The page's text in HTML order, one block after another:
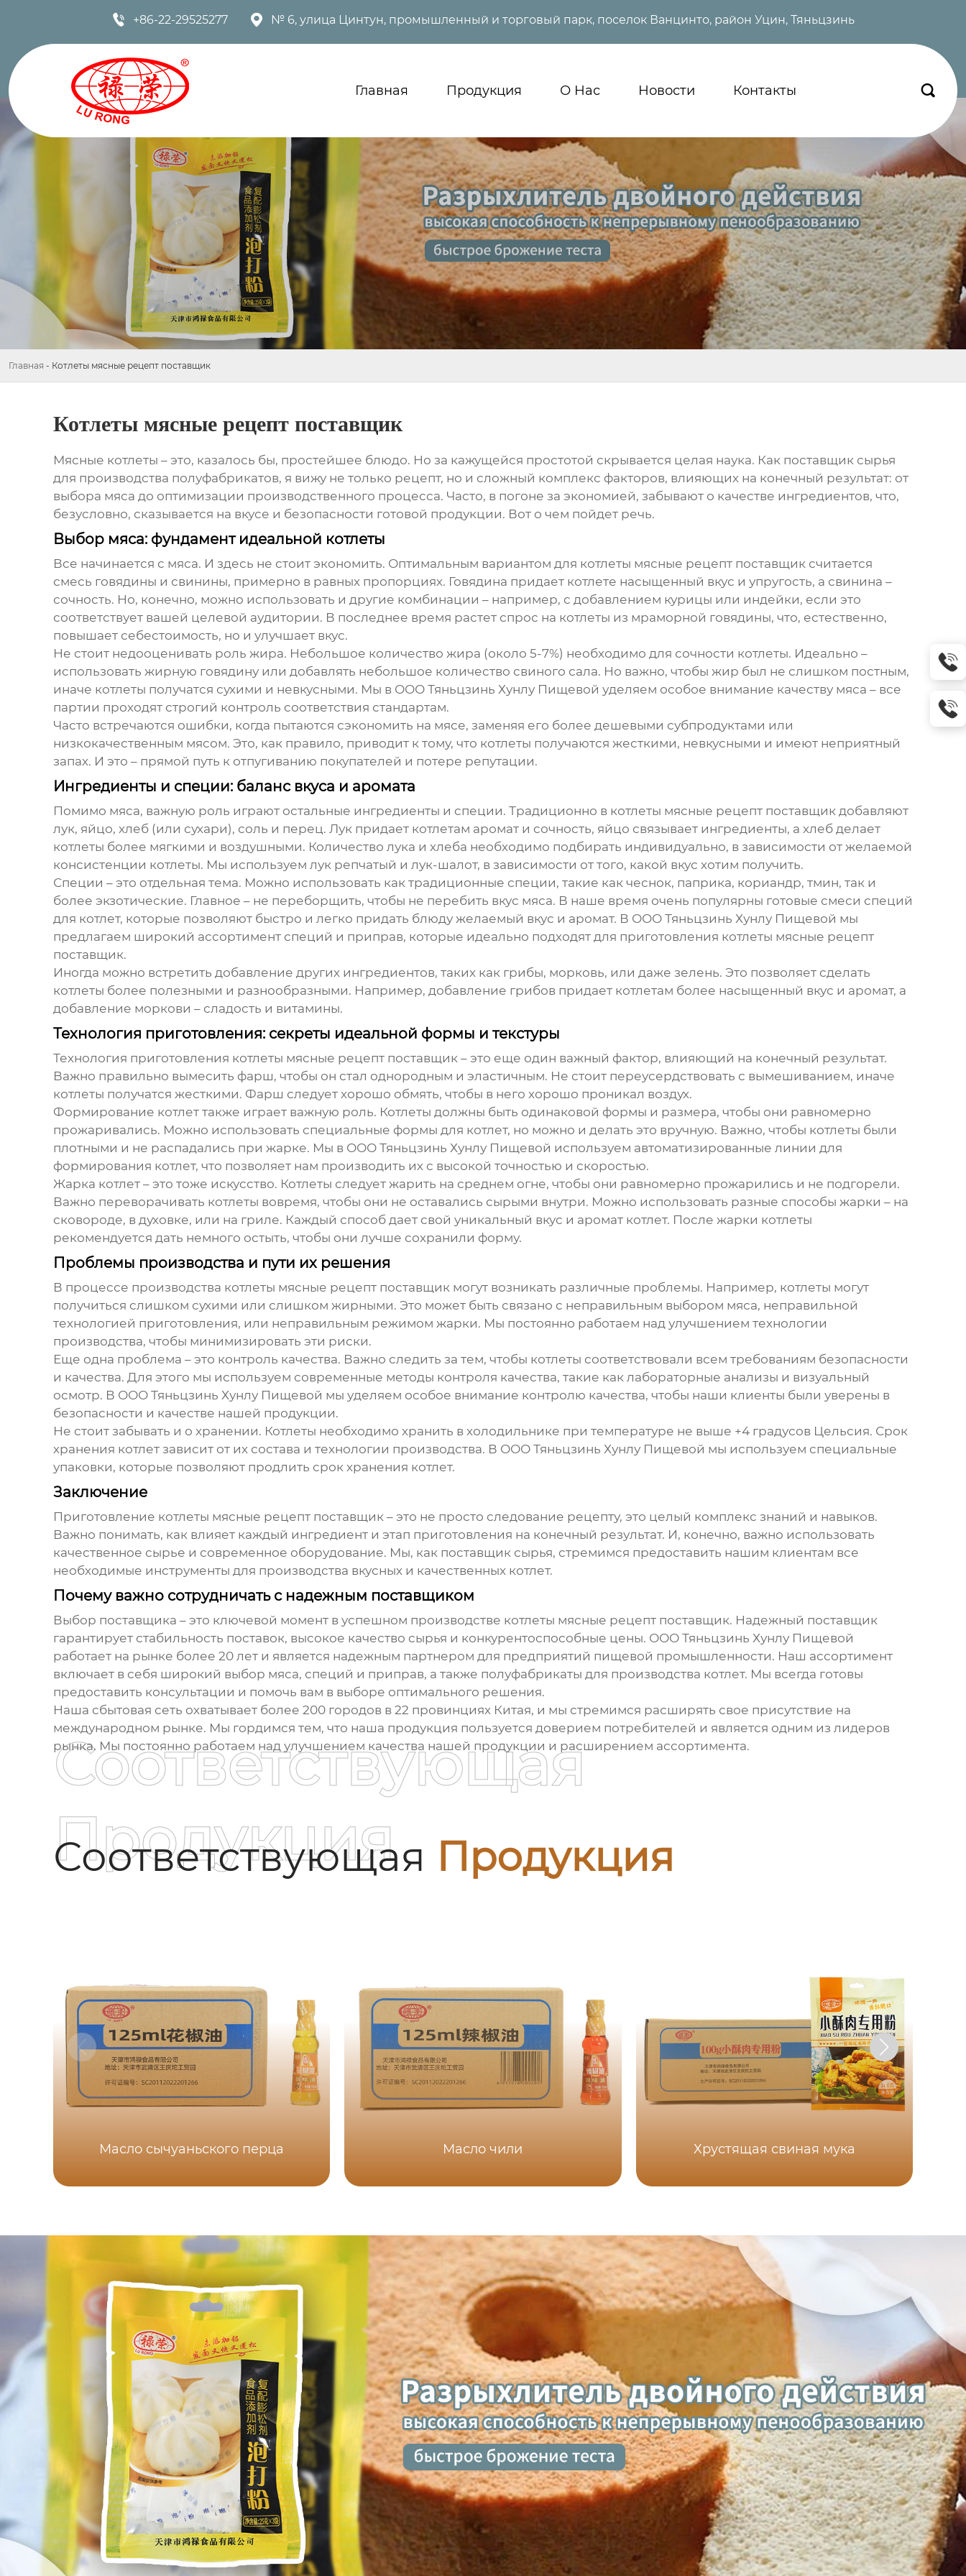
 +86-22-29525277  № 6, улица Цинтун, промышленный и торговый парк, поселок Ванцинто, район Уцин, Тяньцзинь
Главная Продукция О Нас Новости Контакты 
Главная - Котлеты мясные рецепт поставщик
Котлеты мясные рецепт поставщик
Мясные котлеты – это, казалось бы, простейшее блюдо. Но за кажущейся простотой скрывается целая наука. Как поставщик сырья
для производства полуфабрикатов, я вижу не только рецепт, но и сложный комплекс факторов, влияющих на конечный результат: от
выбора мяса до оптимизации производственного процесса. Часто, в погоне за экономией, забывают о качестве ингредиентов, что,
безусловно, сказывается на вкусе и безопасности готовой продукции. Вот о чем пойдет речь.
Выбор мяса: фундамент идеальной котлеты
Все начинается с мяса. И здесь не стоит экономить. Оптимальным вариантом для котлеты мясные рецепт поставщиксчитается
смесь говядины и свинины, примерно в равных пропорциях. Говядина придает котлете насыщенный вкус и упругость, а свинина –
сочность. Но, конечно, можно использовать и другие комбинации – например, с добавлением курицы или индейки, если это
соответствует вашей целевой аудитории. В последнее время растет спрос на котлеты из мраморной говядины, что, естественно,
повышает себестоимость, но и улучшает вкус.
Не стоит недооценивать роль жира. Небольшое количество жира (около 5-7%) необходимо для сочности котлеты. Идеально –
использовать жирную говядину или добавлять небольшое количество свиного сала. Но важно, чтобы жир был не слишком постным,
иначе котлеты получатся сухими и невкусными. Мы в ООО Тяньцзинь Хунлу Пищевой уделяем особое внимание качеству мяса – все
партии проходят строгий контроль соответствия стандартам.
Часто встречаются ошибки, когда пытаются сэкономить на мясе, заменяя его более дешевыми субпродуктами или
низкокачественным мясом. Это, как правило, приводит к тому, что котлеты получаются жесткими, невкусными и имеют неприятный
запах. И это – прямой путь к отпугиванию покупателей и потере репутации.
Ингредиенты и специи: баланс вкуса и аромата
Помимо мяса, важную роль играют остальные ингредиенты и специи. Традиционно в котлеты мясные рецепт поставщикдобавляют
лук, яйцо, хлеб (или сухари), соль и перец. Лук придает котлетам аромат и сочность, яйцо связывает ингредиенты, а хлеб делает
котлеты более мягкими и воздушными. Количество лука и хлеба необходимо подбирать индивидуально, в зависимости от желаемой
консистенции котлеты. Мы используем лук репчатый и лук-шалот, в зависимости от того, какой вкус хотим получить.
Специи – это отдельная тема. Можно использовать как традиционные специи, такие как чеснок, паприка, кориандр, тмин, так и
более экзотические. Главное – не переборщить, чтобы не перебить вкус мяса. В наше время очень популярны готовые смеси специй
для котлет, которые позволяют быстро и легко придать блюду желаемый вкус и аромат. В ООО Тяньцзинь Хунлу Пищевой мы
предлагаем широкий ассортимент специй и приправ, которые идеально подходят для приготовления котлеты мясные рецепт
поставщик.
Иногда можно встретить добавление других ингредиентов, таких как грибы, морковь, или даже зелень. Это позволяет сделать
котлеты более полезными и разнообразными. Например, добавление грибов придает котлетам более насыщенный вкус и аромат, а
добавление моркови – сладость и витамины.
Технология приготовления: секреты идеальной формы и текстуры
Технология приготовления котлеты мясные рецепт поставщик– это еще один важный фактор, влияющий на конечный результат.
Важно правильно вымесить фарш, чтобы он стал однородным и эластичным. Не стоит переусердствовать с вымешиванием, иначе
котлеты получатся жесткими. Фарш следует хорошо обмять, чтобы в него хорошо проникал воздух.
Формирование котлет также играет важную роль. Котлеты должны быть одинаковой формы и размера, чтобы они равномерно
прожаривались. Можно использовать специальные формы для котлет, но можно и делать это вручную. Важно, чтобы котлеты были
плотными и не распадались при жарке. Мы в ООО Тяньцзинь Хунлу Пищевой используем автоматизированные линии для
формирования котлет, что позволяет нам производить их с высокой точностью и скоростью.
Жарка котлет – это тоже искусство. Котлеты следует жарить на среднем огне, чтобы они равномерно прожарились и не подгорели.
Важно переворачивать котлеты вовремя, чтобы они не оставались сырыми внутри. Можно использовать разные способы жарки – на
сковороде, в духовке, или на гриле. Каждый способ дает свой уникальный вкус и аромат котлет. После жарки котлеты
рекомендуется дать немного остыть, чтобы они лучше сохранили форму.
Проблемы производства и пути их решения
В процессе производства котлеты мясные рецепт поставщикмогут возникать различные проблемы. Например, котлеты могут
получиться слишком сухими или слишком жирными. Это может быть связано с неправильным выбором мяса, неправильной
технологией приготовления, или неправильным режимом жарки. Мы постоянно работаем над улучшением технологии
производства, чтобы минимизировать эти риски.
Еще одна проблема – это контроль качества. Важно следить за тем, чтобы котлеты соответствовали всем требованиям безопасности
и качества. Для этого мы используем современные методы контроля качества, такие как лабораторные анализы и визуальный
осмотр. В ООО Тяньцзинь Хунлу Пищевой мы уделяем особое внимание контролю качества, чтобы наши клиенты были уверены в
безопасности и качестве нашей продукции.
Не стоит забывать и о хранении. Котлеты необходимо хранить в холодильнике при температуре не выше +4 градусов Цельсия. Срок
хранения котлет зависит от их состава и технологии производства. В ООО Тяньцзинь Хунлу Пищевой мы используем специальные
упаковки, которые позволяют продлить срок хранения котлет.
Заключение
Приготовление котлеты мясные рецепт поставщик– это не просто следование рецепту, это целый комплекс знаний и навыков.
Важно понимать, как влияет каждый ингредиент и этап приготовления на конечный результат. И, конечно, важно использовать
качественное сырье и современное оборудование. Мы, как поставщик сырья, стремимся предоставить нашим клиентам все
необходимые инструменты для производства вкусных и качественных котлет.
Почему важно сотрудничать с надежным поставщиком
Выбор поставщика – это ключевой момент в успешном производстве котлеты мясные рецепт поставщик. Надежный поставщик
гарантирует стабильность поставок, высокое качество сырья и конкурентоспособные цены. ООО Тяньцзинь Хунлу Пищевой
работает на рынке более 20 лет и является надежным партнером для предприятий пищевой промышленности. Наш ассортимент
включает в себя широкий выбор мяса, специй и приправ, а также полуфабрикаты для производства котлет. Мы всегда готовы
предоставить консультации и помочь вам в выборе оптимального решения.
Наша сбытовая сеть охватывает более 200 городов в 22 провинциях Китая, и мы стремимся расширять свое присутствие на
международном рынке. Мы гордимся тем, что наша продукция пользуется доверием потребителей и является одним из лидеров
рынка. Мы постоянно работаем над улучшением качества нашей продукции и расширением ассортимента.
Соответствующая Продукция
Соответствующая
Продукция
Масло сычуаньского перца Масло чили Хрустящая свиная мука